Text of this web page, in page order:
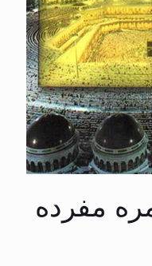
مفرده